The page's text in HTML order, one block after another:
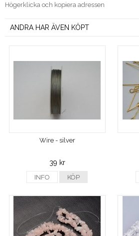
Högerklicka och kopiera adressen
ANDRA HAR ÄVEN KÖPT
Wire - silver
39 kr
INFO KÖP